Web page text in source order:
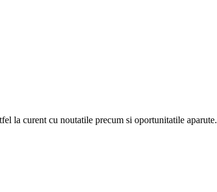
la curent cu noutatile precum si oportunitatile aparute.